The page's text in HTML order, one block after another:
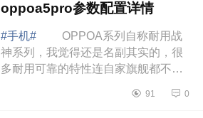
oppoa5pro参数配置详情
#手机#
OPPOA系列自称耐用战
神系列，我觉得还是名副其实的，很
多耐用可靠的特性连自家旗舰都不一
大家介绍下OPPOA5Pro值得入手吗?
91 0